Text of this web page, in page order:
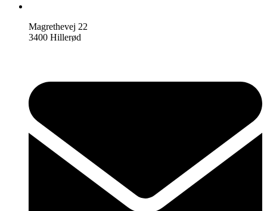
Magrethevej 22
3400 Hillerød